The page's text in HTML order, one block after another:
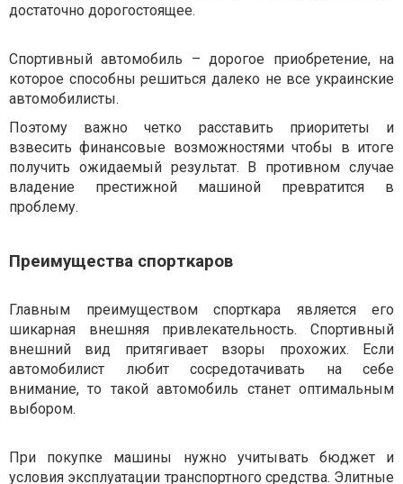
достаточно дорогостоящее.
Спортивный автомобиль – дорогое приобретение, на
которое способны решиться далеко не все украинские
автомобилисты.
Поэтому важно четко расставить приоритеты и
взвесить финансовые возможностями чтобы в итоге
получить ожидаемый результат. В противном случае
владение престижной машиной превратится в
проблему.
Преимущества спорткаров
Главным преимуществом спорткара является его
шикарная внешняя привлекательность. Спортивный
внешний вид притягивает взоры прохожих. Если
автомобилист любит сосредотачивать на себе
внимание, то такой автомобиль станет оптимальным
выбором.
При покупке машины нужно учитывать бюджет и
условия эксплуатации транспортного средства. Элитные